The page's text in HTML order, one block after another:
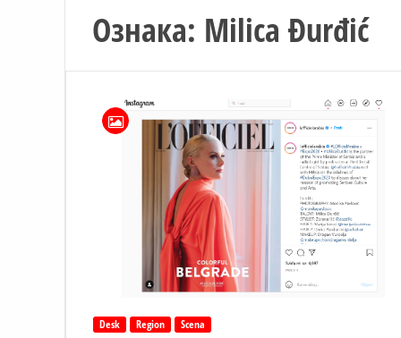
Ознака: Milica Đurđić
Desk Region Scena